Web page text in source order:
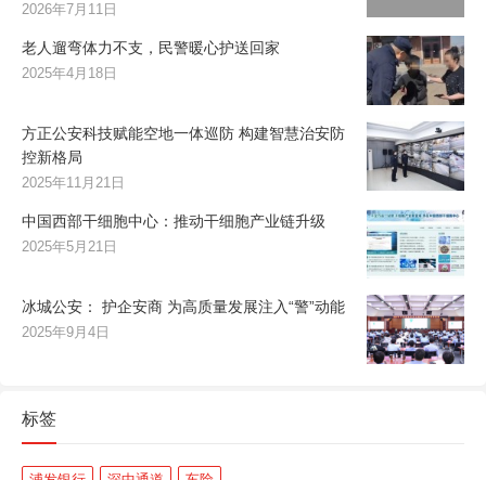
2026年7月11日
老人遛弯体力不支，民警暖心护送回家
2025年4月18日
方正公安科技赋能空地一体巡防 构建智慧治安防
控新格局
2025年11月21日
中国西部干细胞中心：推动干细胞产业链升级
2025年5月21日
冰城公安： 护企安商 为高质量发展注入“警”动能
2025年9月4日
标签